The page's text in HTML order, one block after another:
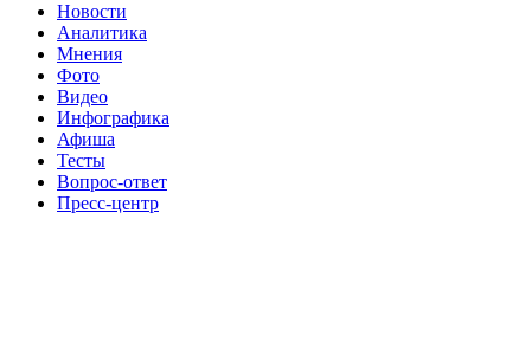
Новости
Аналитика
Мнения
Фото
Видео
Инфографика
Афиша
Тесты
Вопрос-ответ
Пресс-центр